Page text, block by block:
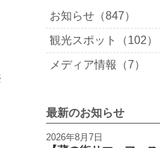
お知らせ（847）
観光スポット（102）
メディア情報（7）
最新のお知らせ
2026年8月7日